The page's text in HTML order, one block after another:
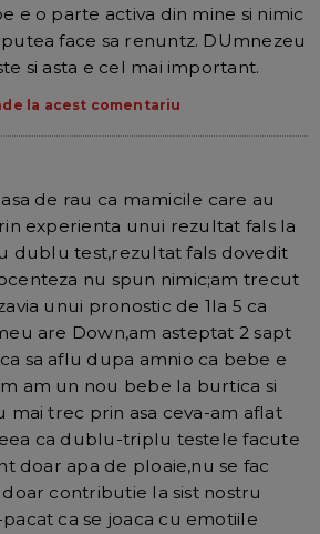
e o parte activa din mine si nimic
face sa renuntz. DUmnezeu
si asta e cel mai important.
la acest comentariu
de rau ca mamicile care au
experienta unui rezultat fals la
dublu test,rezultat fals dovedit
nu spun nimic;am trecut
unui pronostic de 1la 5 ca
are Down,am asteptat 2 sapt
sa aflu dupa amnio ca bebe e
am un nou bebe la burtica si
mai trec prin asa ceva-am aflat
ca dublu-triplu testele facute
doar apa de ploaie,nu se fac
contributie la sist nostru
ca se joaca cu emotiile